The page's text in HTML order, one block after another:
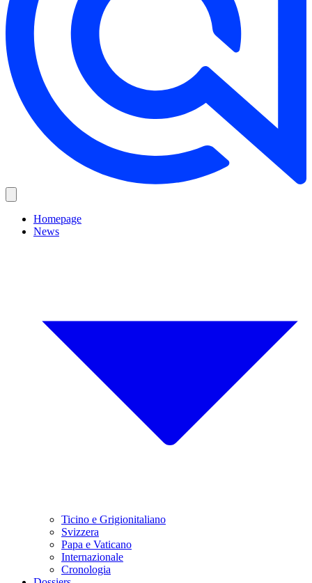
Homepage
News
Ticino e Grigionitaliano
Svizzera
Papa e Vaticano
Internazionale
Cronologia